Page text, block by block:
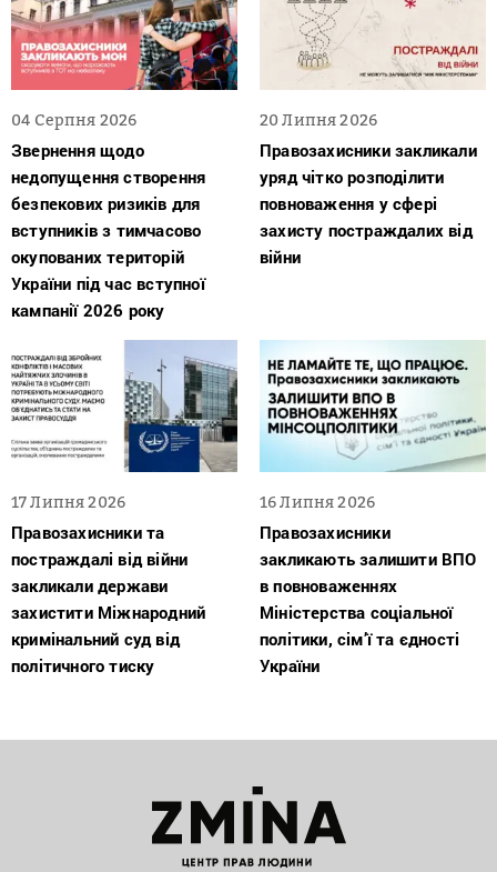
04 Серпня 2026
Звернення щодо
недопущення створення
безпекових ризиків для
вступників з тимчасово
окупованих територій
України під час вступної
кампанії 2026 року
20 Липня 2026
Правозахисники закликали
уряд чітко розподілити
повноваження у сфері
захисту постраждалих від
війни
17 Липня 2026
Правозахисники та
постраждалі від війни
закликали держави
захистити Міжнародний
кримінальний суд від
політичного тиску
16 Липня 2026
Правозахисники
закликають залишити ВПО
в повноваженнях
Міністерства соціальної
політики, сім’ї та єдності
України